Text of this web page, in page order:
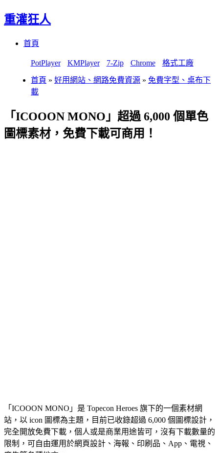
重灌狂人
首頁
PotPlayer KMPlayer 7-Zip Chrome 格式工廠
首頁 » 好用網站、網路免費資源 » 免費字型、桌布下
載
「ICOOON MONO」超過 6,000 個單色
圖標素材，免費下載可商用！
「ICOOON MONO」是 Topecon Heroes 旗下的一個素材網
站，以 icon 圖標為主題，目前已收錄超過 6,000 個圖標設計，
完全開放免費下載，個人或是商業用途皆可，沒有下載數量的
限制，可自由運用於網頁設計、海報、印刷品、App、電視、